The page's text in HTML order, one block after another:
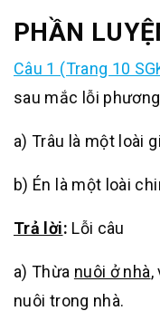
PHẦN
Câu 1 (Trang 10
sau mắc lỗi
a) Trâu là một loài
b) Én là một loài
Trả lời: Lỗi câu
a) Thừa nuôi ở nhà,
nuôi trong nhà.